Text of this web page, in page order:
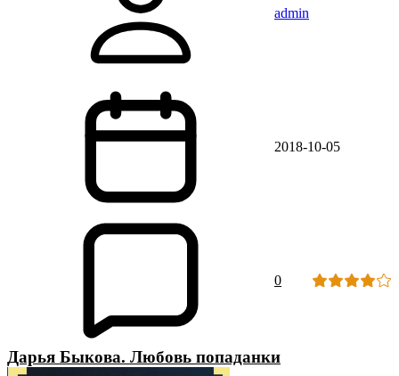
admin
2018-10-05
0
Дарья Быкова. Любовь попаданки